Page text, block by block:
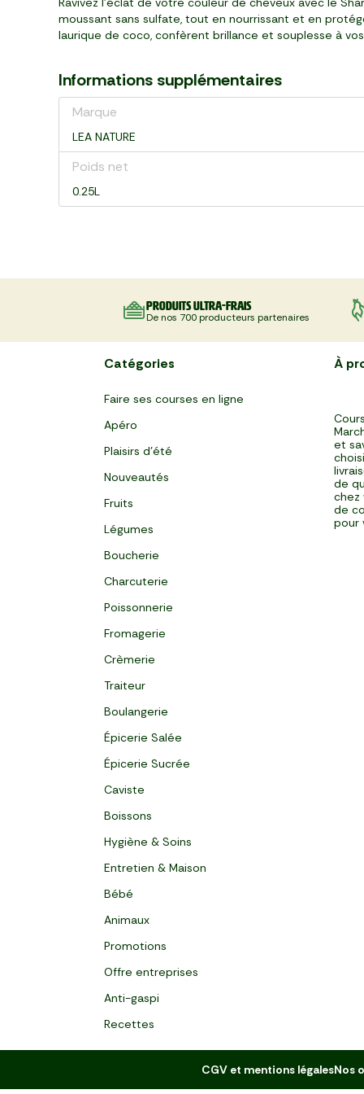
moussant sans sulfate, tout en nourrissant et en
laurique de coco, confèrent brillance et souplesse à
Informations supplémentaires
Marque
LEA NATURE
Poids net
0.25L
Produits ultra-frais
De nos 700 producteurs partenaires
Catégories
Faire ses courses en ligne
Apéro
Plaisirs d'été
Nouveautés
Fruits
Légumes
Boucherie
Charcuterie
Poissonnerie
Fromagerie
Crèmerie
Traiteur
Boulangerie
Épicerie Salée
Épicerie Sucrée
Caviste
Boissons
Hygiène & Soins
Entretien & Maison
Bébé
Animaux
Promotions
Offre entreprises
Anti-gaspi
Recettes
À
et
de
chez
de
pour
CGV et mentions légalesNos